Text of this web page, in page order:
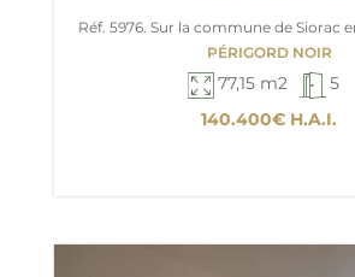
Réf. 5976. Sur la commune de Siorac
PÉRIGORD NOIR
77,15 m2
5
140.400€ H.A.I.